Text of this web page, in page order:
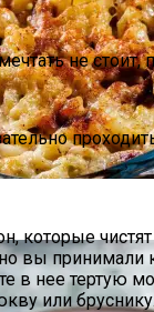
не
которые
вы принимали
в нее тертую
или бруснику.